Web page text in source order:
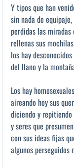
Y tipos que han
sin nada de equipaje,
perdidas las
rellenas sus
los hay
del llano y la
Los hay
aireando hoy sus
diciendo y
y seres que
con sus ideas fijas
algunos perseguidos